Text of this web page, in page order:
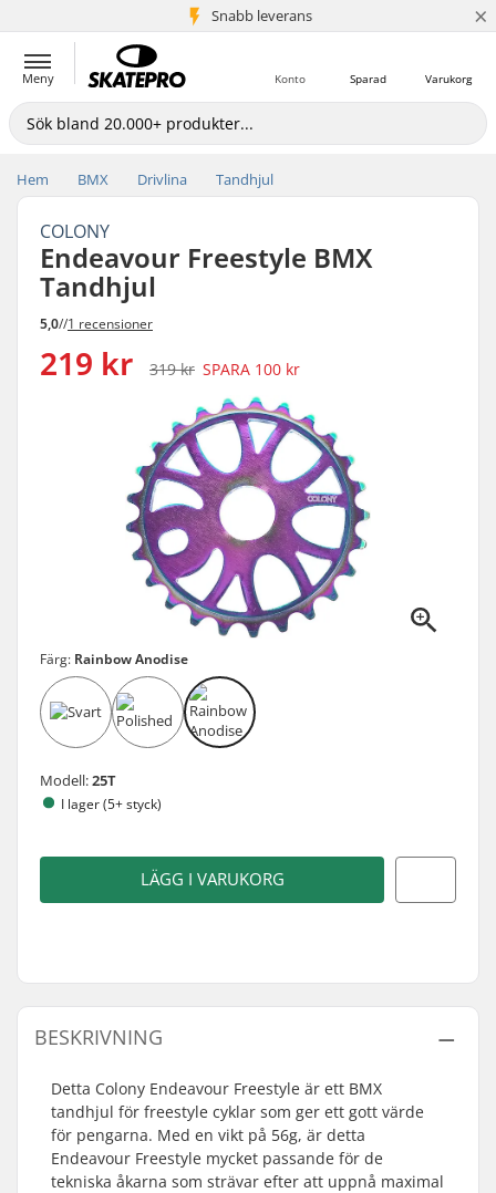
Snabb leverans
5+ milj. kunder ×
Meny Varukorg
Sparad
Konto
Hem BMX Drivlina Tandhjul
COLONY
Endeavour Freestyle BMX
Tandhjul
5,0//1 recensioner
219 kr 319 kr SPARA 100 kr
Färg: Rainbow Anodise
Modell:25T
I lager (5+ styck)
LÄGG I VARUKORG
BESKRIVNING
Detta Colony Endeavour Freestyle är ett BMX
tandhjul för freestyle cyklar som ger ett gott värde
för pengarna. Med en vikt på 56g, är detta
Endeavour Freestyle mycket passande för de
tekniska åkarna som strävar efter att uppnå maximal